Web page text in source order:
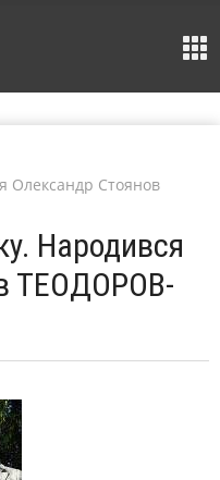
Олександр Стоянов
Народився
ТЕОДОРОВ-